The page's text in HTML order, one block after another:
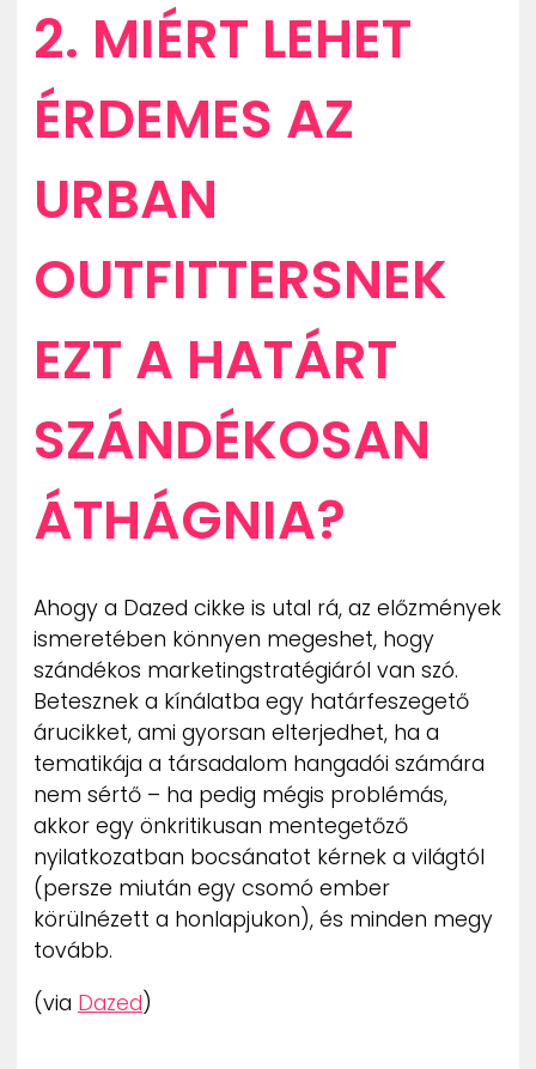
2. MIÉRT LEHET
ÉRDEMES AZ
URBAN
OUTFITTERSNEK
EZT A HATÁRT
SZÁNDÉKOSAN
ÁTHÁGNIA?
Ahogy a Dazed cikke is utal rá, az előzmények
ismeretében könnyen megeshet, hogy
szándékos marketingstratégiáról van szó.
Betesznek a kínálatba egy határfeszegető
árucikket, ami gyorsan elterjedhet, ha a
tematikája a társadalom hangadói számára
nem sértő – ha pedig mégis problémás,
akkor egy önkritikusan mentegetőző
nyilatkozatban bocsánatot kérnek a világtól
(persze miután egy csomó ember
körülnézett a honlapjukon), és minden megy
tovább.
(via Dazed)